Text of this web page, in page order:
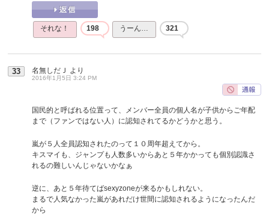
それな！ 198 うーん… 321
33 名無しだＪ より
2016年1月5日 3:24 PM
国民的と呼ばれる位置って、メンバー全員の個人名が子供からご年配
まで（ファンではない人）に認知されてるかどうかと思う。
嵐が５人全員認知されたのって１０周年超えてから。
キスマイも、ジャンプも人数多いからあと５年かかっても個別認識さ
れるの難しいんじゃないかなぁ
逆に、あと５年待てばsexyzoneが来るかもしれない。
まるで人気なかった嵐があれだけ世間に認知されるようになったんだ
から